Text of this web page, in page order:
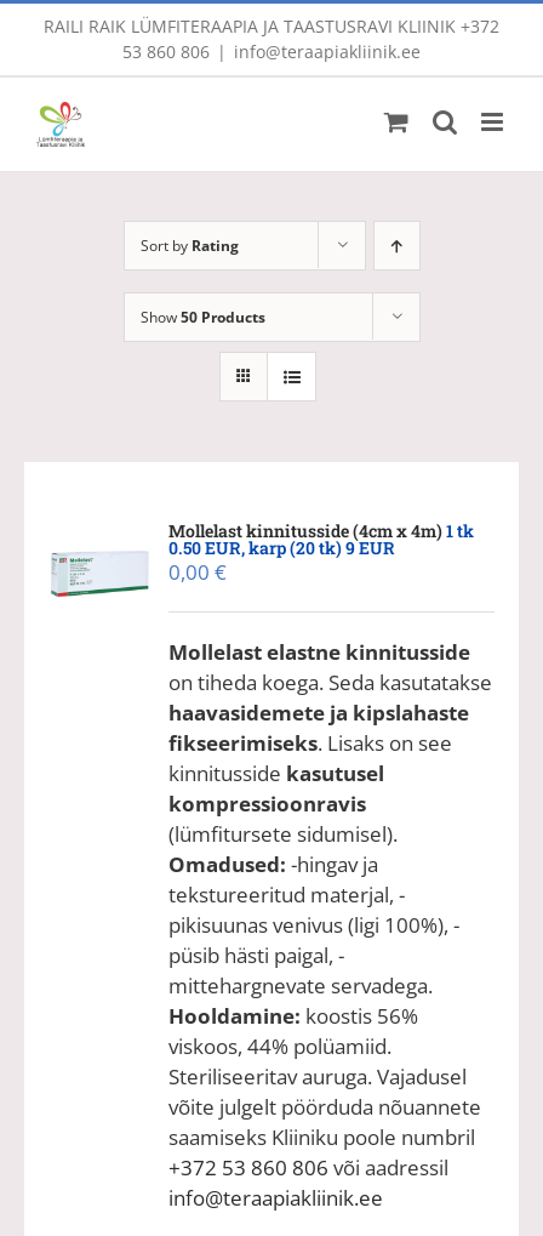
content
RAILI RAIK LÜMFITERAAPIA JA TAASTUSRAVI KLIINIK +372
53 860 806 | info@teraapiakliinik.ee
Sort by Rating
Show50 Products
Mollelast kinnitusside (4cm x 4m)1 tk
0.50 EUR, karp (20 tk) 9 EUR
0,00€
Mollelast elastne kinnitusside
on tiheda koega. Seda kasutatakse
haavasidemete ja kipslahaste
fikseerimiseks. Lisaks on see
kinnitusside kasutusel
kompressioonravis
(lümfitursete sidumisel).
Omadused: -hingav ja
tekstureeritud materjal, -
pikisuunas venivus (ligi 100%), -
püsib hästi paigal, -
mittehargnevate servadega.
Hooldamine: koostis 56%
viskoos, 44% polüamiid.
Steriliseeritav auruga. Vajadusel
võite julgelt pöörduda nõuannete
saamiseks Kliiniku poole numbril
+372 53 860 806 või aadressil
info@teraapiakliinik.ee